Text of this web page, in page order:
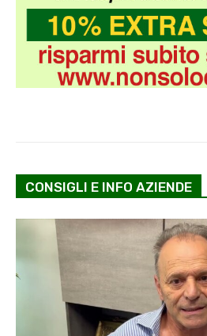
CONSIGLI E INFO AZIENDE